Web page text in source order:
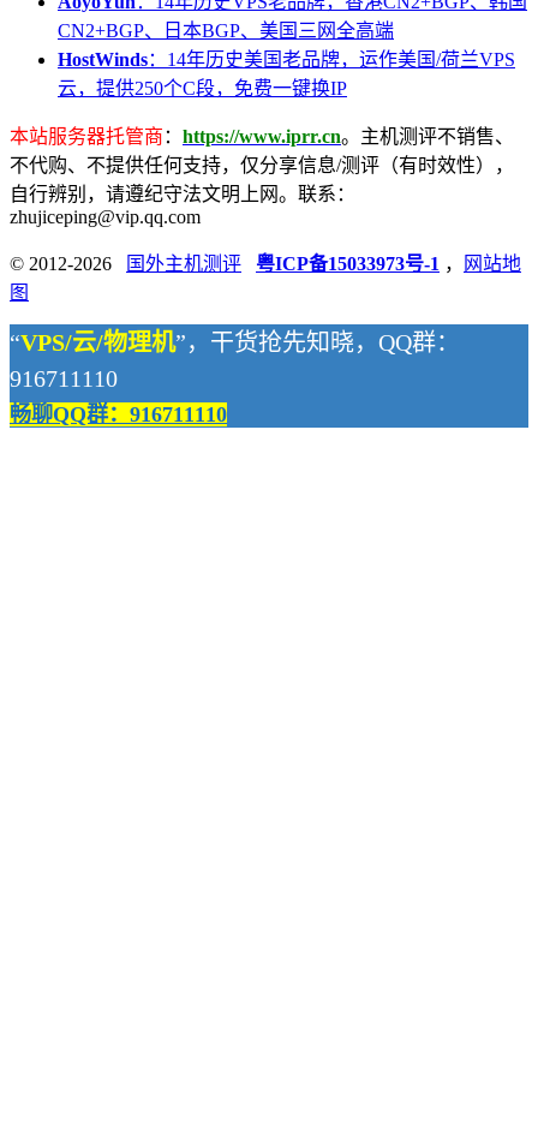
CN2+BGP、日本BGP、美国三网全高端
HostWinds：14年历史美国老品牌，运作美国/荷兰VPS
云，提供250个C段，免费一键换IP
本站服务器托管商 ： https://www.iprr.cn。主机测评不销售、
不代购、不提供任何支持，仅分享信息/测评（有时效性），
自行辨别，请遵纪守法文明上网。联系：
zhujiceping@vip.qq.com
© 2012-2026 国外主机测评 粤ICP备15033973号-1 ，
网站地
图
“VPS/云/物理机”，干货抢先知晓，QQ群：
916711110
畅聊QQ群：916711110